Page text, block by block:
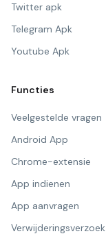
Twitter apk
Telegram Apk
Youtube Apk
Functies
Veelgestelde vragen
Android App
Chrome-extensie
App indienen
App aanvragen
Verwijderingsverzoek